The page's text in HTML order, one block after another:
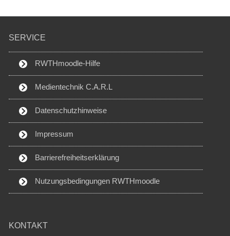
SERVICE
RWTHmoodle-Hilfe
Medientechnik C.A.R.L
Datenschutzhinweise
Impressum
Barrierefreiheitserklärung
Nutzungsbedingungen RWTHmoodle
KONTAKT